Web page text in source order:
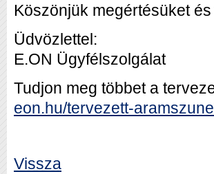
Köszönjük megértésüket
Üdvözlettel:
E.ON Ügyfélszolgálat
Tudjon meg többet a
eon.hu/tervezett-
Vissza